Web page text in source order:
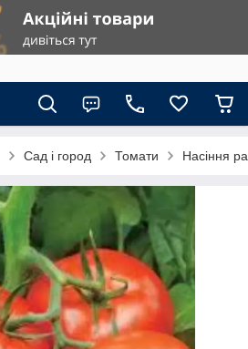
Сад і город Томати Насіння